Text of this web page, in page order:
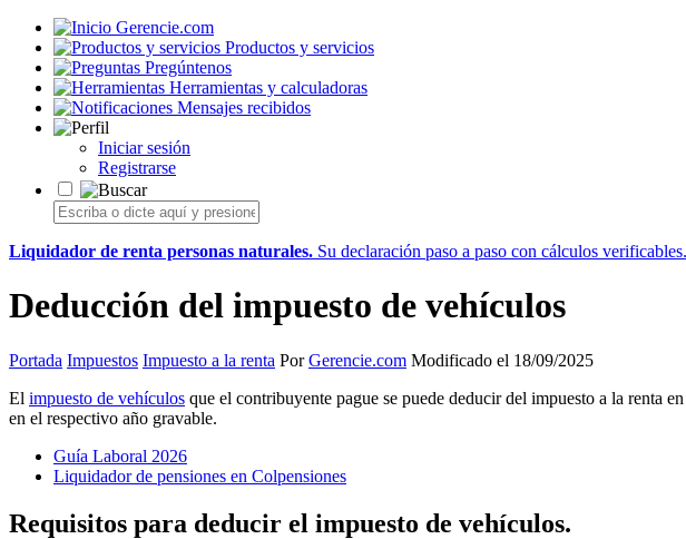
Gerencie.com
Productos y servicios
Pregúntenos
Herramientas y calculadoras
Mensajes recibidos
Iniciar sesión
Registrarse
Liquidador de renta personas naturales. Su declaración paso a paso con cálculos verificables.
Deducción del impuesto de vehículos
Portada Impuestos Impuesto a la renta PorGerencie.com Modificado el 18/09/2025
El impuesto de vehículos que el contribuyente pague se puede deducir del impuesto a la renta
en el respectivo año gravable.
Guía Laboral 2026
Liquidador de pensiones en Colpensiones
Requisitos para deducir el impuesto de vehículos.